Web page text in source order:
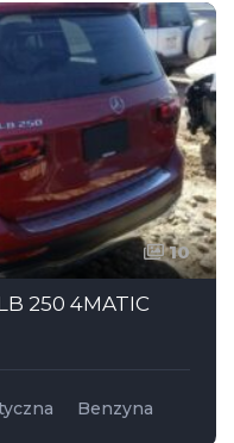
10
250 4MATIC
Benzyna